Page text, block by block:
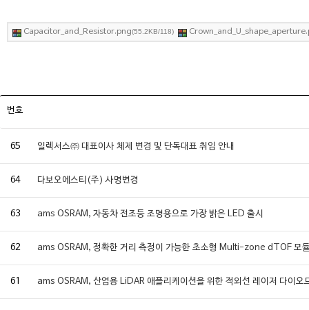
Capacitor_and_Resistor.png(55.2KB/118)
번호
65 일렉서스㈜ 대표이사 체제 변경 및 단독대표 취임 안내
64 다보오에스티(주) 사명변경
63 ams OSRAM, 자동차 전조등 조명용으로 가장 밝은 LED 출시
62 ams OSRAM, 정확한 거리 측정이 가능한 초소형 Multi-zone dTOF 모
61 ams OSRAM, 산업용 LiDAR 애플리케이션을 위한 적외선 레이저 다이오